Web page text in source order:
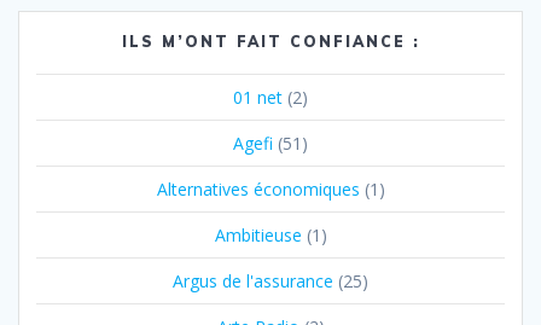
ILS M’ONT FAIT CONFIANCE :
01 net (2)
Agefi (51)
Alternatives économiques (1)
Ambitieuse (1)
Argus de l'assurance (25)